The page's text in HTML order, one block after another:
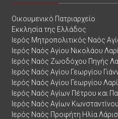
Οικουμενικό Πατριαρχείο
Εκκλησία της Ελλάδος
Ιερός Μητροπολιτικός Ναός
Ιερός Ναός Αγίου Νικολάου
Ιερός Ναός Ζωοδόχου Πηγής
Ιερός Ναός Αγίου Γεωργίου
Ιερός Ναός Αγίου Γεωργίου
Ιερός Ναός Αγίων Πέτρου και
Ιερός Ναός Αγίων
Ιερός Ναός Προφήτη Ηλία